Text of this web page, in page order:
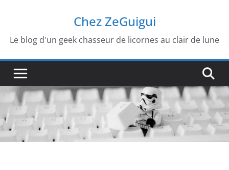
contenu
Chez ZeGuigui
Le blog d'un geek chasseur de licornes au clair de lune